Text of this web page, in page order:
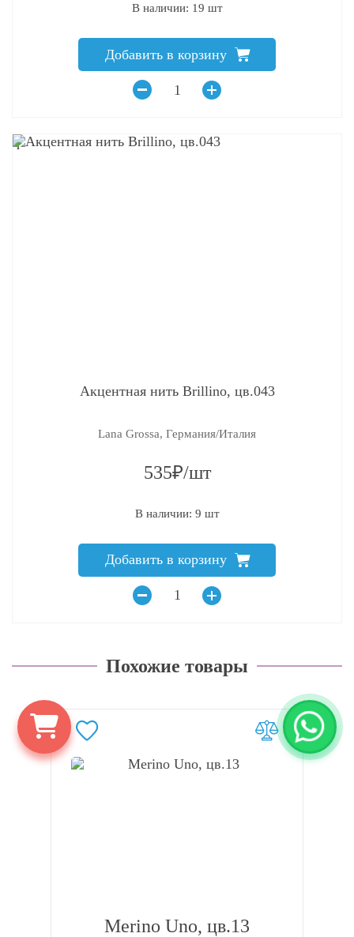
В наличии: 19 шт
Добавить в корзину
q
Акцентная нить Brillino, цв.043
Lana Grossa, Германия/Италия
535₽/шт
В наличии: 9 шт
Добавить в корзину
Похожие товары
Merino Uno, цв.13